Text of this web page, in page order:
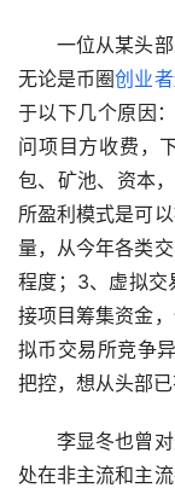
一位从某头部
无论是币圈创业者
于以下几个原因
问项目方收费，
包、矿池、资本
所盈利模式是可
量，从今年各类
程度；3、虚拟交
接项目筹集资金
拟币交易所竞争
把控，想从头部
李显冬也曾对
处在非主流和主